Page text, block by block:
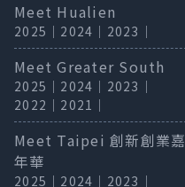
Meet Hualien
2025 ｜ 2024 ｜ 2023 ｜
Meet Greater South
2025 ｜ 2024 ｜ 2023 ｜
2022 ｜ 2021 ｜
Meet Taipei 創新創業嘉
年華
2025 ｜ 2024 ｜ 2023 ｜